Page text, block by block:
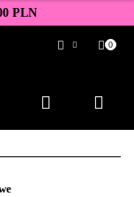
PLN
Zarejestruj się
Dodaj zgłoszenie
Zgody cookies
0